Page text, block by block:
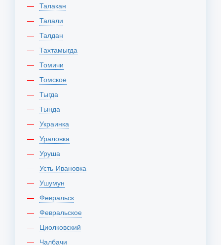
Талакан
Талали
Талдан
Тахтамыгда
Томичи
Томское
Тыгда
Тында
Украинка
Ураловка
Уруша
Усть-Ивановка
Ушумун
Февральск
Февральское
Циолковский
Чалбачи